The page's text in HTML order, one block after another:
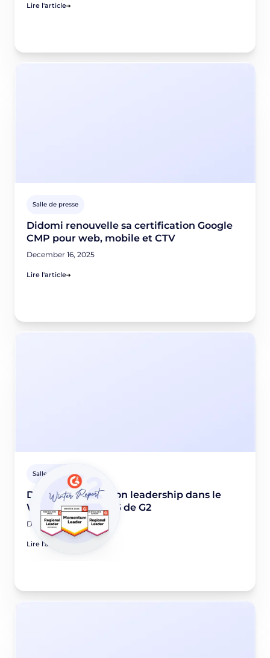
Lire l'article
Salle de presse
Didomi renouvelle sa certification Google
CMP pour web, mobile et CTV
December 16, 2025
Lire l'article
Salle de presse
Didomi renforce son leadership dans le
Winter report 2026 de G2
December 5, 2025
Lire l'article